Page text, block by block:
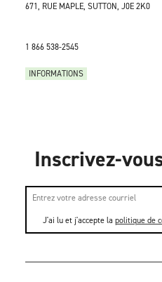
671, RUE MAPLE, SUTTON, J0E 2K0
1 866 538-2545
INFORMATIONS
Inscrivez-
J'ai lu et j'accepte la politique de